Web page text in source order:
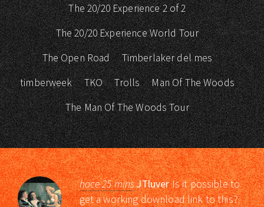
The 20/20 Experience 2 of 2
The 20/20 Experience World Tour
The Open Road
Timberlaker del mes
timberweek
TKO Trolls
Man Of The Woods
The Man Of The Woods Tour
hace 25 minsJTluverIs it possible to
get a working download link to this?